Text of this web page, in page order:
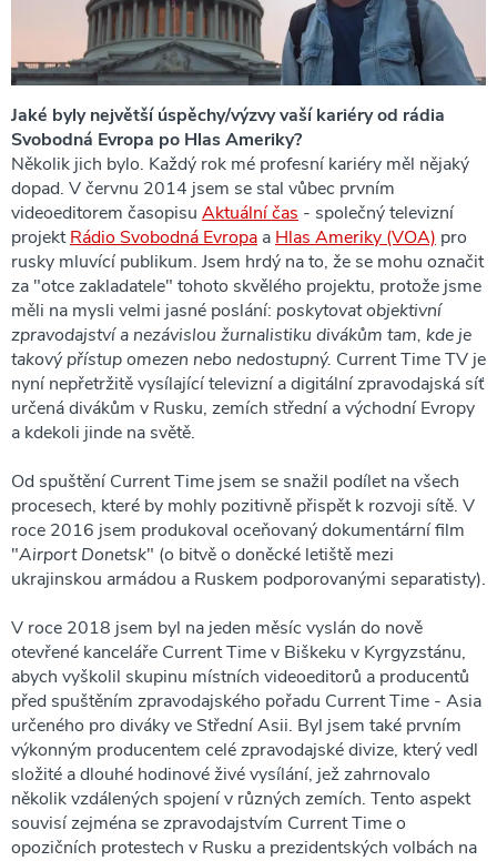
Jaké byly největší úspěchy/výzvy vaší kariéry od rádia
Svobodná Evropa po Hlas Ameriky?
Několik jich bylo. Každý rok mé profesní kariéry měl nějaký
dopad. V červnu 2014 jsem se stal vůbec prvním
videoeditorem časopisu Aktuální čas - společný televizní
projektRádio Svobodná Evropa a Hlas Ameriky (VOA) pro
rusky mluvící publikum. Jsem hrdý na to, že se mohu označit
za "otce zakladatele" tohoto skvělého projektu, protože jsme
měli na mysli velmi jasné poslání: poskytovat objektivní
zpravodajství a nezávislou žurnalistiku divákům tam, kde je
takový přístup omezen nebo nedostupný. Current Time TV je
nyní nepřetržitě vysílající televizní a digitální zpravodajská síť
určená divákům v Rusku, zemích střední a východní Evropy
a kdekoli jinde na světě.
Od spuštění Current Time jsem se snažil podílet na všech
procesech, které by mohly pozitivně přispět k rozvoji sítě. V
roce 2016 jsem produkoval oceňovaný dokumentární film
"Airport Donetsk" (o bitvě o doněcké letiště mezi
ukrajinskou armádou a Ruskem podporovanými separatisty).
V roce 2018 jsem byl na jeden měsíc vyslán do nově
otevřené kanceláře Current Time v Biškeku v Kyrgyzstánu,
abych vyškolil skupinu místních videoeditorů a producentů
před spuštěním zpravodajského pořadu Current Time - Asia
určeného pro diváky ve Střední Asii. Byl jsem také prvním
výkonným producentem celé zpravodajské divize, který vedl
složité a dlouhé hodinové živé vysílání, jež zahrnovalo
několik vzdálených spojení v různých zemích. Tento aspekt
souvisí zejména se zpravodajstvím Current Time o
opozičních protestech v Rusku a prezidentských volbách na